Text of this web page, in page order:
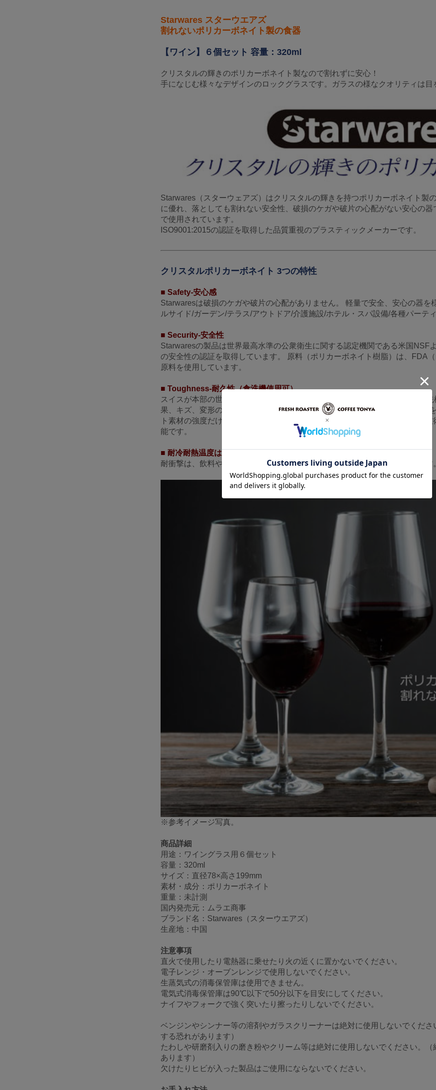
Starwares スターウエアズ
割れないポリカーボネイト製の食器
【ワイン】６個セット 容量：320ml
クリスタルの輝きのポリカーボネイト製なので割れずに安心！
手になじむ様々なデザインのロックグラスです。ガラスの様なクオリティは目
Starwares（スターウェアズ）はクリスタルの輝きを持つポリカーボネイト製
に優れ、落としても割れない安全性、破損のケガや破片の心配がない安心の
で使用されています。
ISO9001:2015の認証を取得した品質重視のプラスティックメーカーです。
クリスタルポリカーボネイト 3つの特性
■ Safety-安心感
Starwaresは破損のケガや破片の心配がありません。 軽量で安全、安心の器を
ルサイド/ガーデン/テラス/アウトドア/介護施設/ホテル・スパ設備/各種パーテ
■ Security-安全性
Starwaresの製品は世界最高水準の公衆衛生に関する認定機関である米国NSF
の安全性の認証を取得しています。 原料（ポリカーボネイト樹脂）は、FDA
原料を使用しています。
■ Toughness-耐久性（食洗機使用可）
スイスが本部の世界トップクラスの試験機関・検証機関であるSGSによる食
果、キズ、変形の外観変化無しの評価を受けています。 食洗機2000回テスト
ト素材の強度だけでなく、製品デザインから成型加工までのあらゆる工程に
能です。
■ 耐冷耐熱温度は、マイナス20℃～120℃
耐衝撃は、飲料や食材が入った状態で落下してもヒビや破損しづらい商品です
※参考イメージ写真。
商品詳細
用途：ワイングラス用６個セット
容量：320ml
サイズ：直径78×高さ199mm
素材・成分：ポリカーボネイト
重量：未計測
国内発売元：ムラエ商事
ブランド名：Starwares（スターウエアズ）
生産地：中国
注意事項
直火で使用したり電熱器に乗せたり火の近くに置かないでください。
電子レンジ・オーブンレンジで使用しないでください。
生蒸気式の消毒保管庫は使用できません。
電気式消毒保管庫は90℃以下で50分以下を目安にしてください。
ナイフやフォークで強く突いたり擦ったりしないでください。
ベンジンやシンナー等の溶剤やガラスクリーナーは絶対に使用しないでくだ
する恐れがあります）
たわしや研磨剤入りの磨き粉やクリーム等は絶対に使用しないでください。
あります）
欠けたりヒビが入った製品はご使用にならないでください。